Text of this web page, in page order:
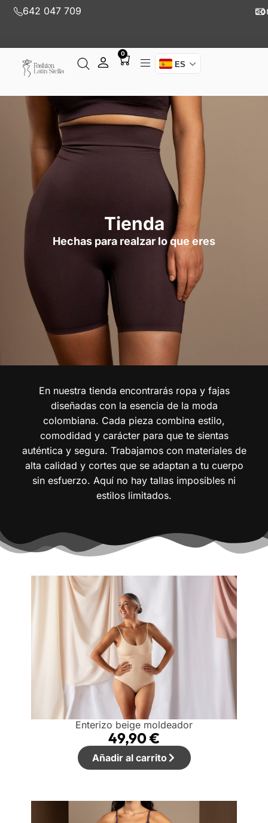
642 047 709
0
ES
Tienda
Hechas para realzar lo que eres
En nuestra tienda encontrarás ropa y fajas
diseñadas con la esencia de la moda
colombiana. Cada pieza combina estilo,
comodidad y carácter para que te sientas
auténtica y segura. Trabajamos con materiales de
alta calidad y cortes que se adaptan a tu cuerpo
sin esfuerzo. Aquí no hay tallas imposibles ni
estilos limitados.
Enterizo beige moldeador
49,90€
Añadir al carrito